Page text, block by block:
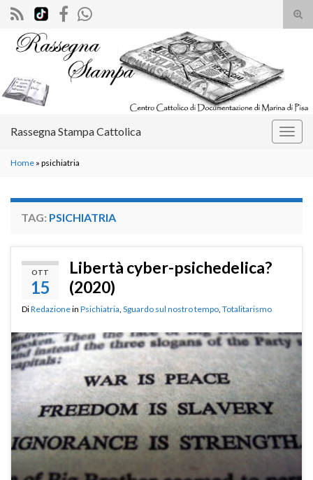
il
Search for:
Rassegna Stampa Cattolica
Home » psichiatria
TAG: PSICHIATRIA
OTT
15
Libertà cyber-psichedelica?
(2020)
DiRedazionein Psichiatria Sguardo sul nostro tempo Totalitarismo